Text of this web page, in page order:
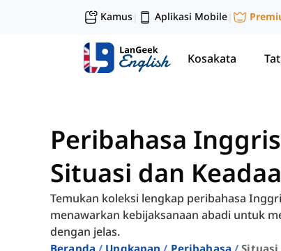
Kamus| Aplikasi Mobile|
Kosakata
Peribahasa
Situasi dan
Temukan koleksi lengkap peribahasa
menawarkan kebijaksanaan abadi untuk
dengan jelas.